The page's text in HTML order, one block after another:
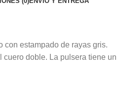
con estampado de rayas gris.
doble. La pulsera tiene un